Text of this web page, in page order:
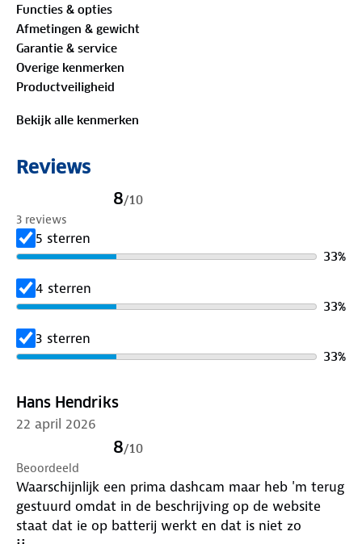
Functies & opties
Afmetingen & gewicht
Garantie & service
Overige kenmerken
Productveiligheid
Bekijk alle kenmerken
Reviews
8/10
3 reviews
5 sterren
33%
4 sterren
33%
3 sterren
33%
Hans Hendriks
22 april 2026
8/10
Beoordeeld
Waarschijnlijk een prima dashcam maar heb 'm terug
gestuurd omdat in de beschrijving op de website
staat dat ie op batterij werkt en dat is niet zo